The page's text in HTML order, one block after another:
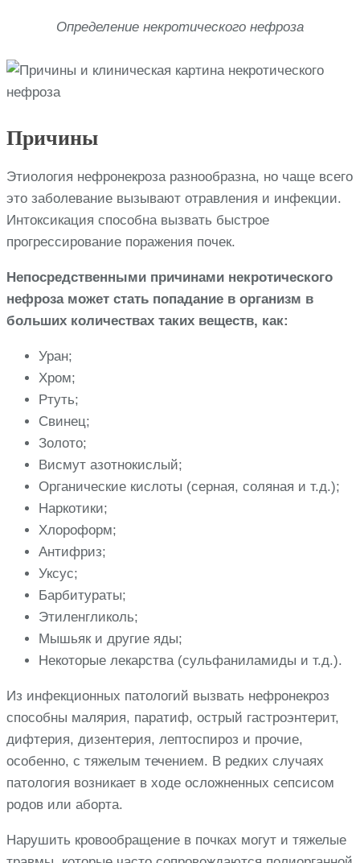
Определение некротического нефроза
Причины
Этиология нефронекроза разнообразна, но чаще всего
это заболевание вызывают отравления и инфекции.
Интоксикация способна вызвать быстрое
прогрессирование поражения почек.
Непосредственными причинами некротического
нефроза может стать попадание в организм в
больших количествах таких веществ, как:
Уран;
Хром;
Ртуть;
Свинец;
Золото;
Висмут азотнокислый;
Органические кислоты (серная, соляная и т.д.);
Наркотики;
Хлороформ;
Антифриз;
Уксус;
Барбитураты;
Этиленгликоль;
Мышьяк и другие яды;
Некоторые лекарства (сульфаниламиды и т.д.).
Из инфекционных патологий вызвать нефронекроз
способны малярия, паратиф, острый гастроэнтерит,
дифтерия, дизентерия, лептоспироз и прочие,
особенно, с тяжелым течением. В редких случаях
патология возникает в ходе осложненных сепсисом
родов или аборта.
Нарушить кровообращение в почках могут и тяжелые